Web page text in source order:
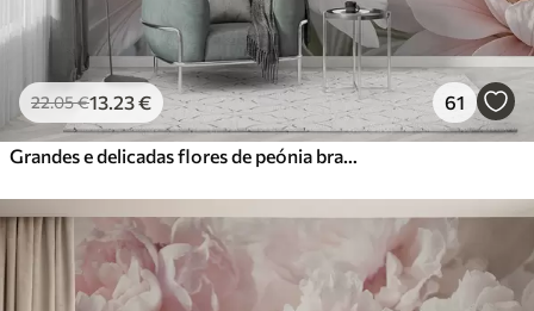
Peel and Stick
81.6749.00€/m²
22.05€13 .23€ 61